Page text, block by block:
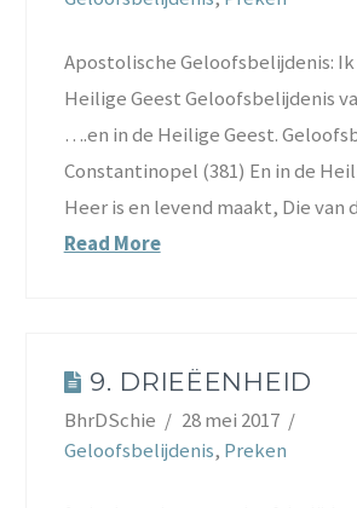
Apostolische Geloofsbelijdenis:
Heilige Geest Geloofsbelijdenis
….en in de Heilige Geest.
Constantinopel (381) En in de
Heer is en levend maakt, Die van
Read More
9. DRIEËENHEID
BhrDSchie
28 mei 2017
Geloofsbelijdenis, Preken